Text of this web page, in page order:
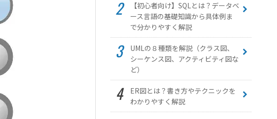
【初心者向け】SQLとは？データベ
ース言語の基礎知識から具体例ま
で分かりやすく解説
UMLの８種類を解説（クラス図、
シーケンス図、アクティビティ図な
ど）
ER図とは？書き方やテクニックを
わかりやすく解説